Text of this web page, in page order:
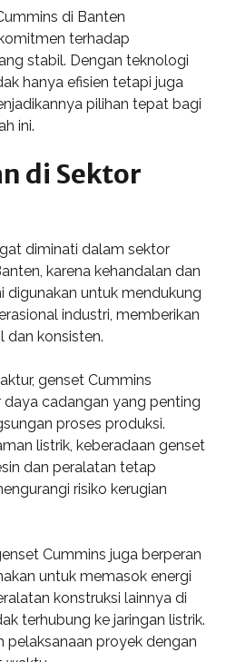
di Banten
terhadap
stabil. Dengan teknologi
hanya efisien tetapi juga
pilihan tepat bagi
ini.
di Sektor
diminati dalam sektor
karena kehandalan dan
digunakan untuk mendukung
industri, memberikan
dan konsisten.
genset Cummins
cadangan yang penting
proses produksi.
listrik, keberadaan genset
dan peralatan tetap
risiko kerugian
Cummins juga berperan
untuk memasok energi
konstruksi lainnya di
terhubung ke jaringan listrik.
pelaksanaan proyek dengan